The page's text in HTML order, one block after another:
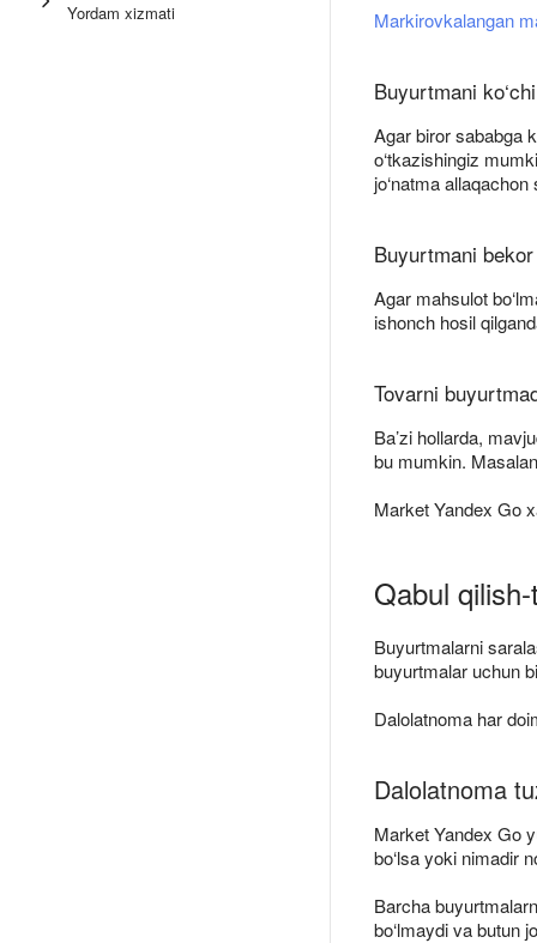
Yordam xizmati
Markirovkalangan
Buyurtmani
Agar biror sababga
o‘tkazishingiz
jo‘natma
Buyurtmani
Agar mahsulot
ishonch hosil
Tovarni
Ba’zi hollarda,
bu mumkin.
Market Yandex Go
Qabul
Buyurtmalarni
buyurtmalar uchun
Dalolatnoma har
Dalolatnoma
Market Yandex Go
bo‘lsa yoki nimadir
Barcha
bo‘lmaydi va butun